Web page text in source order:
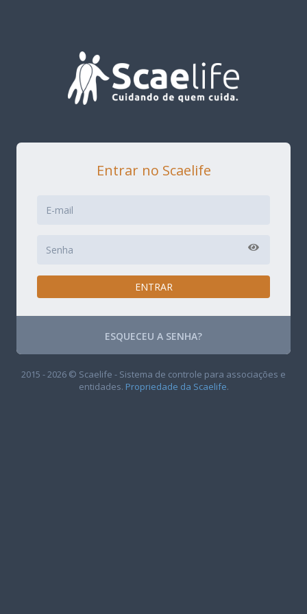
Entrar no Scaelife
ENTRAR
ESQUECEU A SENHA?
2015 - 2026 © Scaelife - Sistema de controle para associações e
entidades. Propriedade da Scaelife.